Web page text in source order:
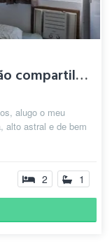
Aluga-se Quarto individual não compartilhado
alugo o meu
alto astral e de bem
2 1